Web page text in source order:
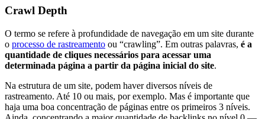
Crawl Depth
O termo se refere à profundidade de navegação em um site durante
o processo de rastreamento ou “crawling”. Em outras palavras, é a
quantidade de cliques necessários para acessar uma
determinada página a partir da página inicial do site.
Na estrutura de um site, podem haver diversos níveis de
rastreamento. Até 10 ou mais, por exemplo. Mas é importante que
haja uma boa concentração de páginas entre os primeiros 3 níveis.